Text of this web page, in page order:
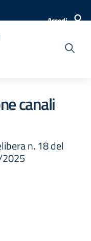
Accedi
canali
n. 18 del